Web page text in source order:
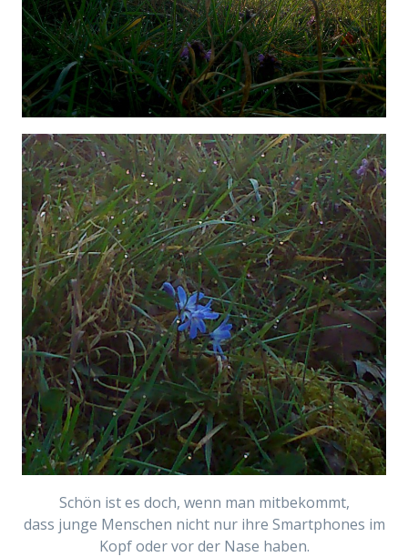
Schön ist es doch, wenn man mitbekommt,
dass junge Menschen nicht nur ihre Smartphones im
Kopf oder vor der Nase haben.